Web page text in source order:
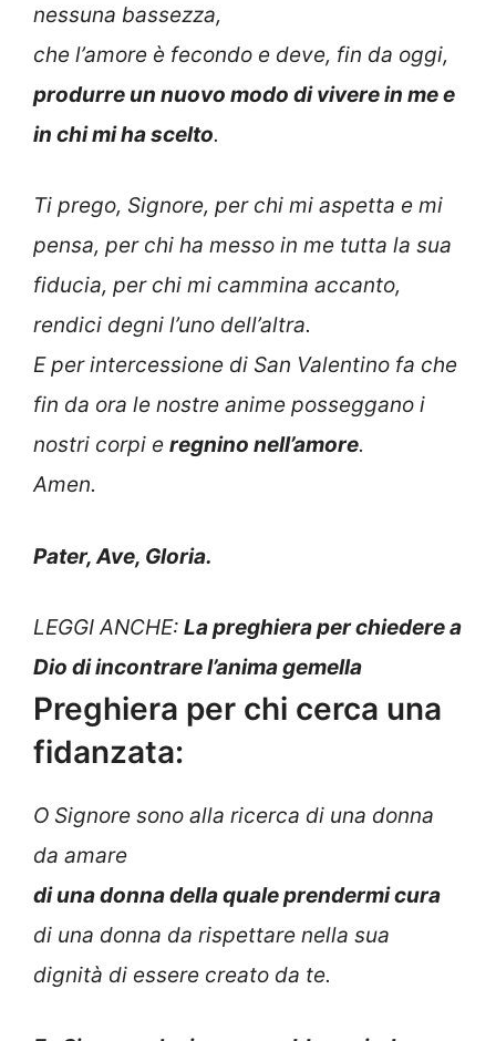
nessuna bassezza,
che l’amore è fecondo e deve, fin da oggi,
produrre un nuovo modo di vivere in me e
in chi mi ha scelto.
Ti prego, Signore, per chi mi aspetta e mi
pensa, per chi ha messo in me tutta la sua
fiducia, per chi mi cammina accanto,
rendici degni l’uno dell’altra.
E per intercessione di San Valentino fa che
fin da ora le nostre anime posseggano i
nostri corpi e regnino nell’amore.
Amen.
Pater, Ave, Gloria.
LEGGI ANCHE: La preghiera per chiedere a
Dio di incontrare l’anima gemella
Preghiera per chi cerca una
fidanzata:
O Signore sono alla ricerca di una donna
da amare
di una donna della quale prendermi cura
di una donna da rispettare nella sua
dignità di essere creato da te.